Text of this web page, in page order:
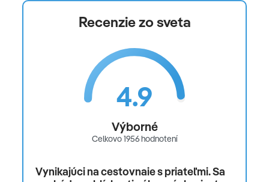
Recenzie zo sveta
4.9
Výborné
Celkovo 1956 hodnotení
Vynikajúci na cestovnaie s priateľmi. Sa